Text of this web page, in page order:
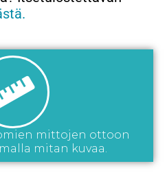
mittojen ottoon
mitan kuvaa.